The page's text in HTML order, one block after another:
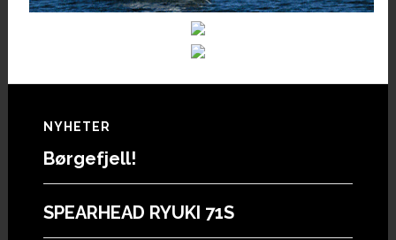
Footer
NYHETER
Børgefjell!
SPEARHEAD RYUKI 71S